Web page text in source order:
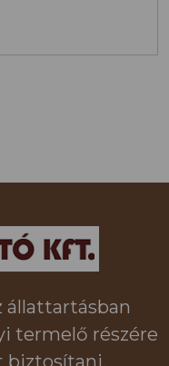
állattartásban
termelő részére
biztosítani.